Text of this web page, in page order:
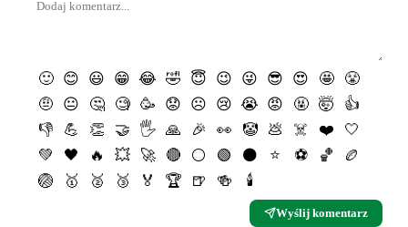
🙂 😊 😃 😁 😂 🤣 😇 😉 😜 😎 😍 🤩
😤
🤨
😐 🤔 🧐 🥳 😟 ☹️ 😢 😭 😡 🤬 🤯
👍
👎
💪 👏 🤝 🖐 🙏 🎉 👀 🤡 💩 ☠️ ❤️
🤍
💚
🖤 🔥 💥 🚀 🔴 ⚪️ 🟢 ⚫️ ⭐️ ⚽️ 🏀
🏉
🏐
🥇 🥈 🥉 🏅 🏆 🍺 🍻 🕯
Wyślij komentarz